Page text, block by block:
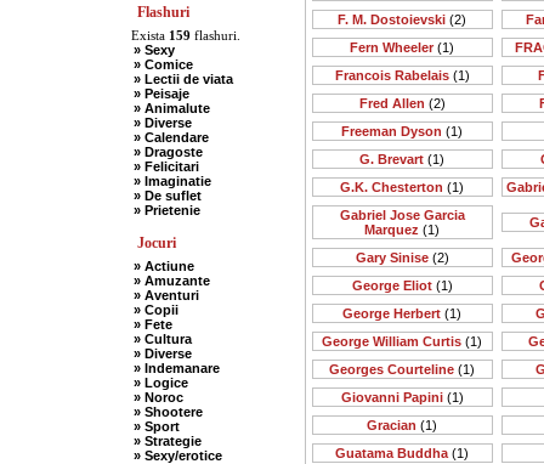
Flashuri
Exista 159 flashuri.
» Sexy
» Comice
» Lectii de viata
» Peisaje
» Animalute
» Diverse
» Calendare
» Dragoste
» Felicitari
» Imaginatie
» De suflet
» Prietenie
Jocuri
» Actiune
» Amuzante
» Aventuri
» Copii
» Fete
» Cultura
» Diverse
» Indemanare
» Logice
» Noroc
» Shootere
» Sport
» Strategie
» Sexy/erotice
F. M. Dostoievski (2)
Fern Wheeler (1)
Francois Rabelais(1)
Fred Allen (2)
Freeman Dyson (1)
G. Brevart (1)
G.K. Chesterton (1)
Gabriel Jose Garcia
Marquez (1)
Gary Sinise(2)
George Eliot(1)
George Herbert (1)
George William Curtis (1)
Georges Courteline (1)
Giovanni Papini(1)
Gracian (1)
Guatama Buddha (1)